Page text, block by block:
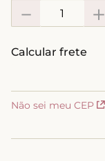
＋
－
Não sei meu CEP